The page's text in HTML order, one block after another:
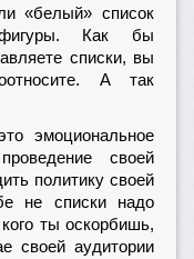
«белый» список
Как бы
списки, вы
А так
эмоциональное
своей
политику своей
не списки надо
ты оскорбишь,
своей аудитории